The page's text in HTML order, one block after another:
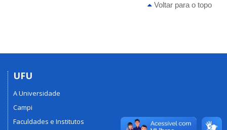
Voltar para o topo
UFU
A Universidade
Campi
Faculdades e Institutos